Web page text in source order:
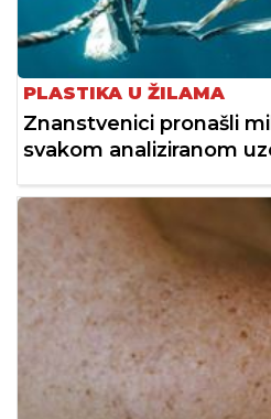
PLASTIKA U ŽILAMA
Znanstvenici pronašli
svakom analiziranom